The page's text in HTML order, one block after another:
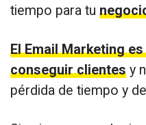
tiempo para tu
El Email Marketing
conseguir clientes y
pérdida de tiempo y